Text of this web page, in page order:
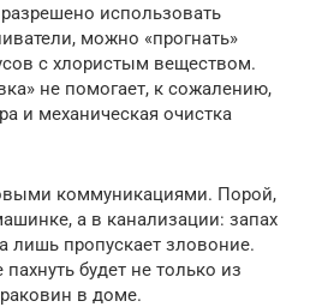
разрешено использовать
можно «прогнать»
с хлористым веществом.
не помогает, к сожалению,
и механическая очистка
коммуникациями. Порой,
а в канализации: запах
лишь пропускает зловоние.
будет не только из
в доме.